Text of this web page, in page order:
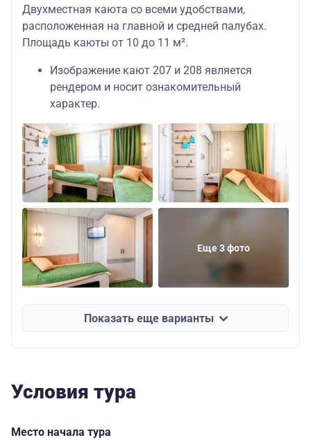
Двухместная каюта со всеми удобствами,
расположенная на главной и средней палубах.
Площадь каюты от 10 до 11 м².
Изображение кают 207 и 208 является
рендером и носит ознакомительный
характер.
Еще 3 фото
Показать еще варианты
Условия тура
Место начала тура